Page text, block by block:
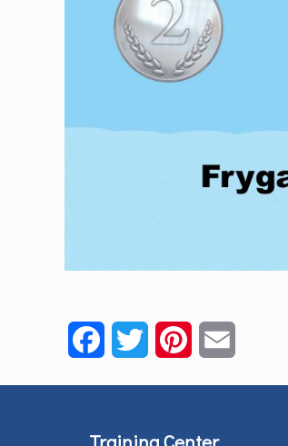
FacebookTwitter Pinterest